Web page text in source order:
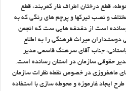
قطع درختان اطراف غار کمربند، قطع
و نصب تیرکها و پرچم های رنگی که به
است از دغدغه هایی ست که انجمن
دوستداران میراث فرهنگی را به اطلاع
جناب آقای سرهنگ قاسمی مدیر
حقوقی سازمان در استان رسانده است.
ماهفروزی در خصوص نقطه نظرات سازمان
ایجاد غارموزه و محوطه سازی با استفاده